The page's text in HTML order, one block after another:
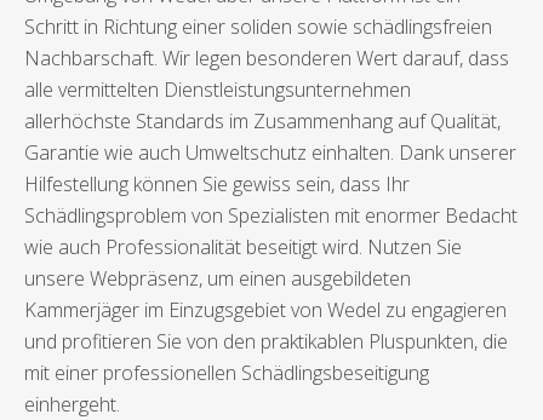
Schritt in Richtung einer soliden sowie schädlingsfreien
Nachbarschaft. Wir legen besonderen Wert darauf, dass
alle vermittelten Dienstleistungsunternehmen
allerhöchste Standards im Zusammenhang auf Qualität,
Garantie wie auch Umweltschutz einhalten. Dank unserer
Hilfestellung können Sie gewiss sein, dass Ihr
Schädlingsproblem von Spezialisten mit enormer Bedacht
wie auch Professionalität beseitigt wird. Nutzen Sie
unsere Webpräsenz, um einen ausgebildeten
Kammerjäger im Einzugsgebiet von Wedel zu engagieren
und profitieren Sie von den praktikablen Pluspunkten, die
mit einer professionellen Schädlingsbeseitigung
einhergeht.